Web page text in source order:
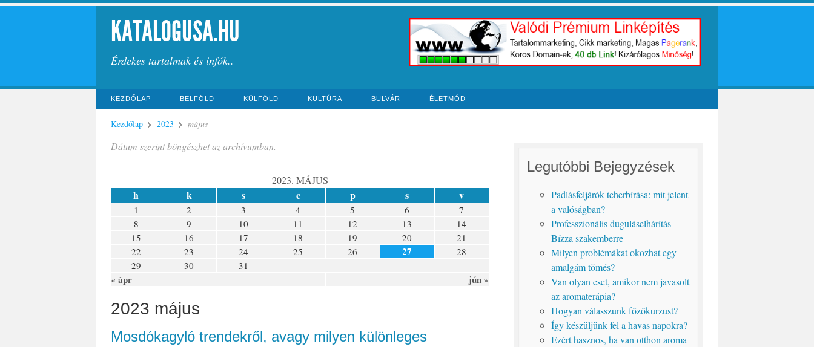
KATALOGUSA.HU
Érdekes tartalmak és infók..
KEZDŐLAP BELFÖLD KÜLFÖLD KULTÚRA BULVÁR ÉLETMÓD
Kezdőlap 2023 május
Dátum szerint böngészhet az archívumban.
2023. MÁJUS
h k s c p s v
« ápr jún »
1 2 3 4 5 6
7
8
9 10 11 12 13
14
15
16 17 18 19 20
21
22
23 24 25 26 27
28
29
30 31
2023 május
Mosdókagyló trendekről, avagy milyen különleges
Legutóbbi Bejegyzések
Padlásfeljárók teherbírása: mit jelent
a valóságban?
Professzionális duguláselhárítás –
Bízza szakemberre
Milyen problémákat okozhat egy
amalgám tömés?
Van olyan eset, amikor nem javasolt
az aromaterápia?
Hogyan válasszunk főzőkurzust?
Így készüljünk fel a havas napokra?
Ezért hasznos, ha van otthon aroma